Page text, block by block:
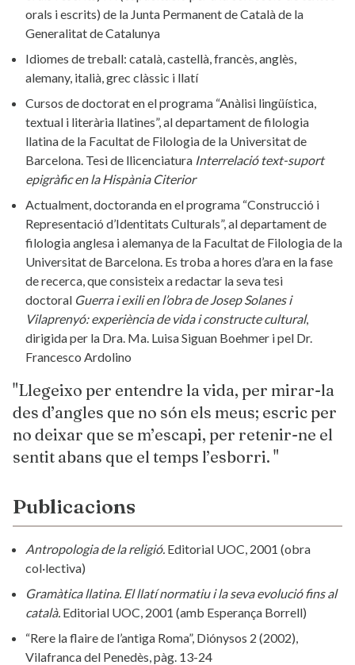
orals i escrits) de la Junta Permanent de Català de la
Generalitat de Catalunya
Idiomes de treball: català, castellà, francès, anglès,
alemany, italià, grec clàssic i llatí
Cursos de doctorat en el programa “Anàlisi lingüística,
textual i literària llatines”, al departament de filologia
llatina de la Facultat de Filologia de la Universitat de
Barcelona. Tesi de llicenciatura Interrelació text-suport
epigràfic en la Hispània Citerior
Actualment, doctoranda en el programa “Construcció i
Representació d’Identitats Culturals”, al departament de
filologia anglesa i alemanya de la Facultat de Filologia de la
Universitat de Barcelona. Es troba a hores d’ara en la fase
de recerca, que consisteix a redactar la seva tesi
doctoral Guerra i exili en l’obra de Josep Solanes i
Vilaprenyó: experiència de vida i constructe cultural,
dirigida per la Dra. Ma. Luisa Siguan Boehmer i pel Dr.
Francesco Ardolino
"Llegeixo per entendre la vida, per mirar-la
des d’angles que no són els meus; escric per
no deixar que se m’escapi, per retenir-ne el
sentit abans que el temps l’esborri. "
Publicacions
Antropologia de la religió. Editorial UOC, 2001 (obra
col·lectiva)
Gramàtica llatina. El llatí normatiu i la seva evolució fins al
català. Editorial UOC, 2001 (amb Esperança Borrell)
“Rere la flaire de l’antiga Roma”, Diónysos 2 (2002),
Vilafranca del Penedès, pàg. 13-24